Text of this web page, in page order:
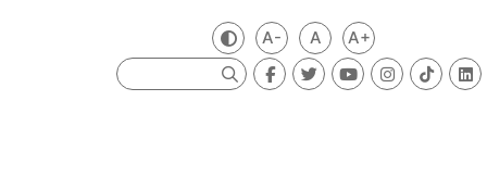
Zmień kontrast
A-Mniejsza czcionka
ADomyślna czcionka
A+Większa
Szukaj